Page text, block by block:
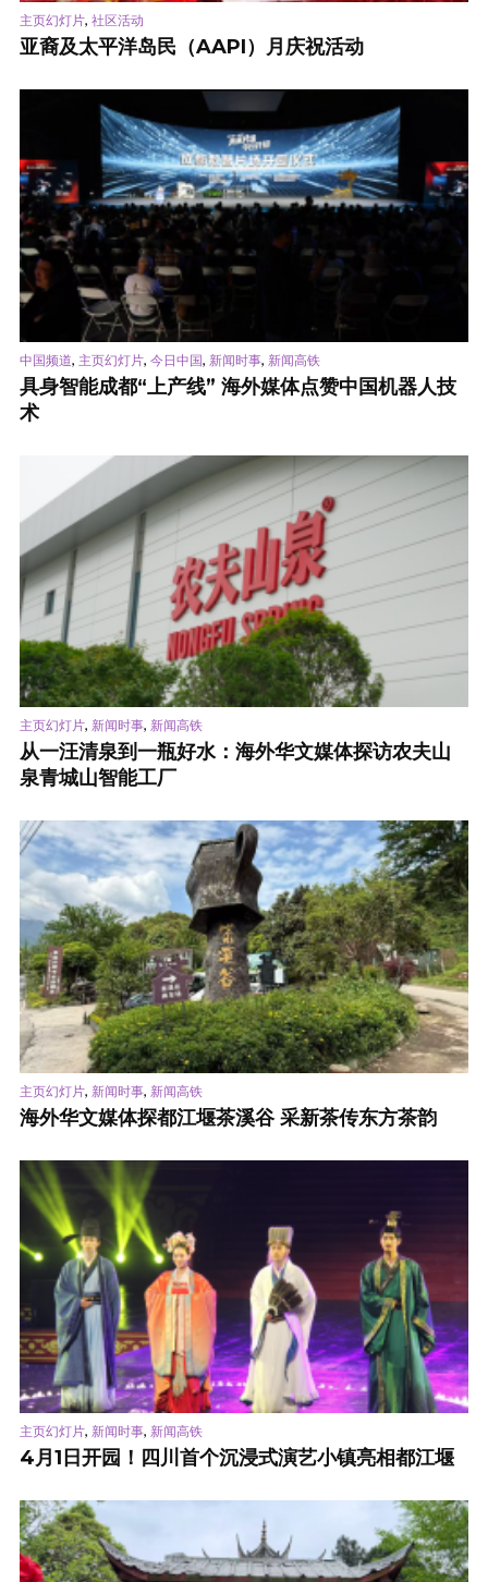
主页幻灯片, 社区活动
亚裔及太平洋岛民（AAPI）月庆祝活动
中国频道, 主页幻灯片, 今日中国, 新闻时事, 新闻高铁
具身智能成都“上产线” 海外媒体点赞中国机器人技
术
主页幻灯片, 新闻时事, 新闻高铁
从一汪清泉到一瓶好水：海外华文媒体探访农夫山
泉青城山智能工厂
主页幻灯片, 新闻时事, 新闻高铁
海外华文媒体探都江堰茶溪谷 采新茶传东方茶韵
主页幻灯片, 新闻时事, 新闻高铁
4月1日开园！四川首个沉浸式演艺小镇亮相都江堰